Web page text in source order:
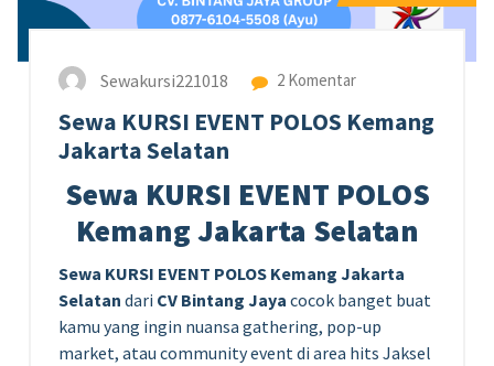
Sewakursi221018 2 Komentar
Sewa KURSI EVENT POLOS Kemang
Jakarta Selatan
Sewa KURSI EVENT POLOS
Kemang Jakarta Selatan
Sewa KURSI EVENT POLOS Kemang Jakarta
Selatan dari CV Bintang Jaya cocok banget buat
kamu yang ingin nuansa gathering, pop-up
market, atau community event di area hits Jaksel